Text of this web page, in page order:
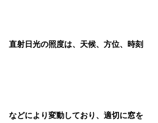
直射日光の照度は、天候、方位、時刻
などにより変動しており、適切に窓を